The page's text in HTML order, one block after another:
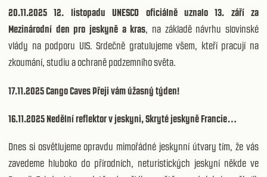
20.11.2025 12. listopadu UNESCO oficiálně uznalo 13. září za
Mezinárodní den pro jeskyně a kras, na základě návrhu slovinské
vlády na podporu UIS. Srdečně gratulujeme všem, kteří pracují na
zkoumání, studiu a ochraně podzemního světa.
17.11.2025 Cango Caves Přeji vám úžasný týden!
16.11.2025 Nedělní reflektor v jeskyni, Skryté jeskyně Francie…
Dnes si osvětlujeme opravdu mimořádné jeskynní útvary tím, že vás
zavedeme hluboko do přírodních, neturistických jeskyní někde ve